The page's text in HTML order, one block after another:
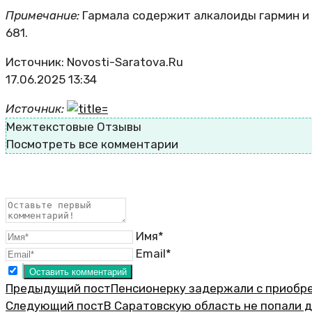
Примечание: Гармала содержит алкалоиды гармин
681.
Источник: Novosti-Saratova.Ru
17.06.2025 13:34
Источник:
Межтекстовые Отзывы
Посмотреть все комментарии
Имя*
Email*
Предыдущий постПенсионерку задержали с
Следующий постВ Саратовскую область не попали